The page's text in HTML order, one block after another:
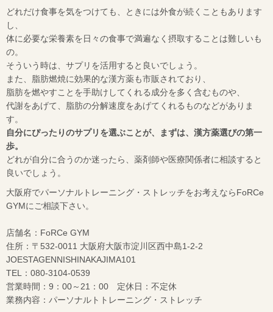
どれだけ食事を気をつけても、ときには外食が続くこともあります
し、
体に必要な栄養素を日々の食事で満遍なく摂取することは難しいも
の。
そういう時は、サプリを活用すると良いでしょう。
また、脂肪燃焼に効果的な漢方薬も市販されており、
脂肪を燃やすことを手助けしてくれる成分を多く含むものや、
代謝をあげて、脂肪の分解速度をあげてくれるものなどがありま
す。
自分にぴったりのサプリを選ぶことが、まずは、漢方薬選びの第一
歩。
どれが自分に合うのか迷ったら、薬剤師や医療関係者に相談すると
良いでしょう。
大阪府でパーソナルトレーニング・ストレッチをお考えならFoRCe
GYMにご相談下さい。
店舗名：FoRCe GYM
住所：〒532-0011 大阪府大阪市淀川区西中島1-2-2
JOESTAGENNISHINAKAJIMA101
TEL：080-3104-0539
営業時間：9：00～21：00 定休日：不定休
業務内容：パーソナルトトレーニング・ストレッチ